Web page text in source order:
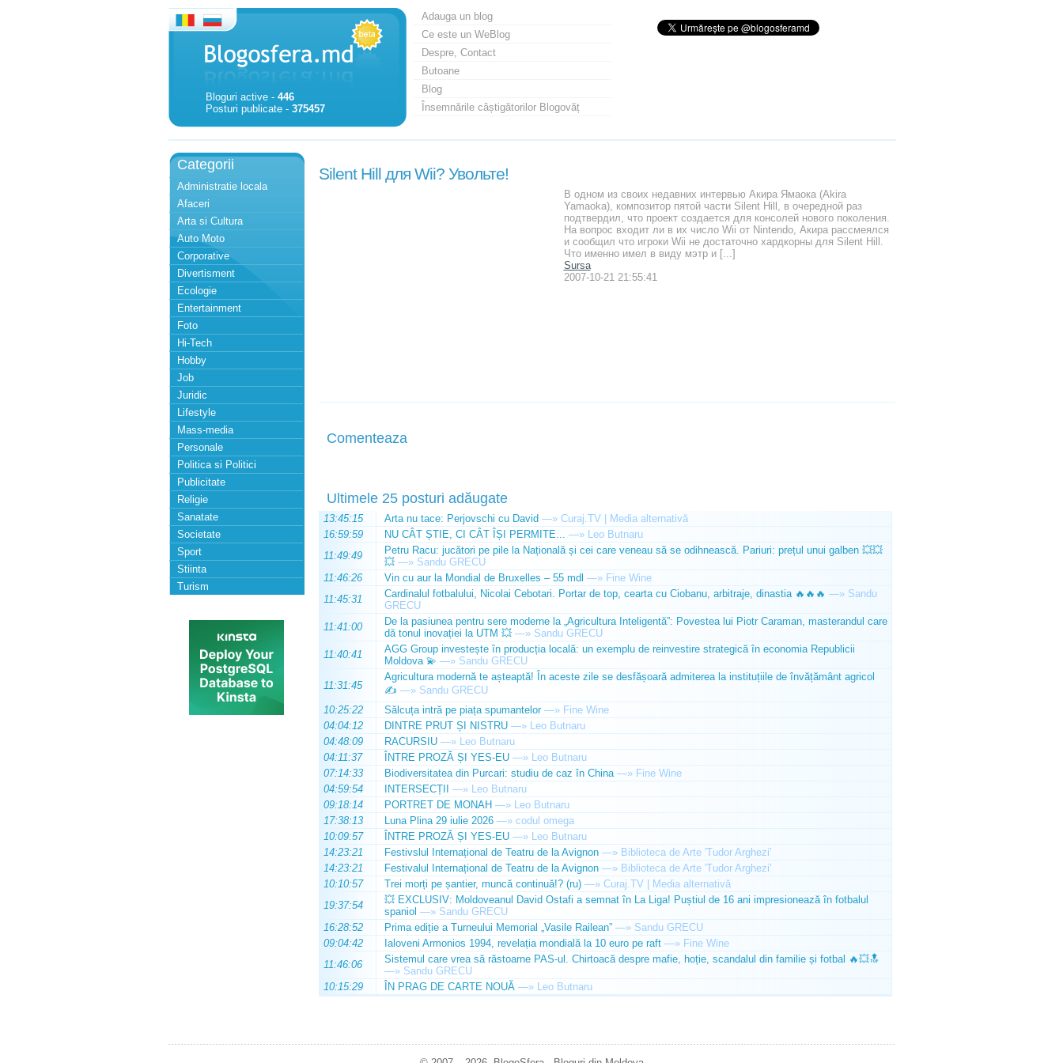
Bloguri active - 446
Posturi publicate - 375457
Adauga un blog
Ce este un WeBlog
Despre, Contact
Butoane
Blog
Însemnările câștigătorilor Blogovăț
Categorii
Administratie locala
Afaceri
Arta si Cultura
Auto Moto
Corporative
Divertisment
Ecologie
Entertainment
Foto
Hi-Tech
Hobby
Job
Juridic
Lifestyle
Mass-media
Personale
Politica si Politici
Publicitate
Religie
Sanatate
Societate
Sport
Stiinta
Turism
Silent Hill для Wii? Увольте!
В одном из своих недавних интервью Акира Ямаока (Akira
Yamaoka), композитор пятой части Silent Hill, в очередной раз
подтвердил, что проект создается для консолей нового поколения.
На вопрос входит ли в их число Wii от Nintendo, Акира рассмеялся
и сообщил что игроки Wii не достаточно хардкорны для Silent Hill.
Что именно имел в виду мэтр и [...]
Sursa
2007-10-21 21:55:41
Comenteaza
Ultimele 25 posturi adăugate
13:45:15 Arta nu tace: Perjovschi cu David —» Curaj.TV | Media alternativă
16:59:59
NU CÂT ȘTIE, CI CÂT ÎȘI PERMITE... —» Leo Butnaru
11:49:49
Petru Racu: jucători pe pile la Națională și cei care veneau să se odihnească. Pariuri: prețul unui galben 💥💥
💥 —» Sandu GRECU
11:46:26
Vin cu aur la Mondial de Bruxelles – 55 mdl —» Fine Wine
11:45:31
Cardinalul fotbalului, Nicolai Cebotari. Portar de top, cearta cu Ciobanu, arbitraje, dinastia 🔥🔥🔥 —» Sandu
GRECU
11:41:00
De la pasiunea pentru sere moderne la „Agricultura Inteligentă”: Povestea lui Piotr Caraman, masterandul care
dă tonul inovației la UTM 💥 —» Sandu GRECU
11:40:41
AGG Group investește în producția locală: un exemplu de reinvestire strategică în economia Republicii
Moldova 💫 —» Sandu GRECU
11:31:45
Agricultura modernă te așteaptă! În aceste zile se desfășoară admiterea la instituțiile de învățământ agricol
✍️ —» Sandu GRECU
10:25:22
Sălcuța intră pe piața spumantelor —» Fine Wine
04:04:12
DINTRE PRUT ȘI NISTRU —» Leo Butnaru
04:48:09
RACURSIU —» Leo Butnaru
04:11:37
ÎNTRE PROZĂ ȘI YES-EU —» Leo Butnaru
07:14:33
Biodiversitatea din Purcari: studiu de caz în China —» Fine Wine
04:59:54
INTERSECȚII —» Leo Butnaru
09:18:14
PORTRET DE MONAH —» Leo Butnaru
17:38:13
Luna Plina 29 iulie 2026 —» codul omega
10:09:57
ÎNTRE PROZĂ ȘI YES-EU —» Leo Butnaru
14:23:21
Festivslul Internațional de Teatru de la Avignon —» Biblioteca de Arte 'Tudor Arghezi'
14:23:21
Festivalul Internațional de Teatru de la Avignon —» Biblioteca de Arte 'Tudor Arghezi'
10:10:57
Trei morți pe șantier, muncă continuă!? (ru) —» Curaj.TV | Media alternativă
19:37:54
💥 EXCLUSIV: Moldoveanul David Ostafi a semnat în La Liga! Puștiul de 16 ani impresionează în fotbalul
spaniol —» Sandu GRECU
16:28:52
Prima ediție a Turneului Memorial „Vasile Railean” —» Sandu GRECU
09:04:42
Ialoveni Armonios 1994, revelația mondială la 10 euro pe raft —» Fine Wine
11:46:06
Sistemul care vrea să răstoarne PAS-ul. Chirtoacă despre mafie, hoție, scandalul din familie și fotbal 🔥💥🔝
—» Sandu GRECU
10:15:29
ÎN PRAG DE CARTE NOUĂ —» Leo Butnaru